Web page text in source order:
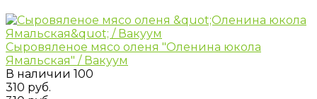
Сыровяленое мясо оленя "Оленина юкола
Ямальская" / Вакуум
В наличии 100
310 руб.